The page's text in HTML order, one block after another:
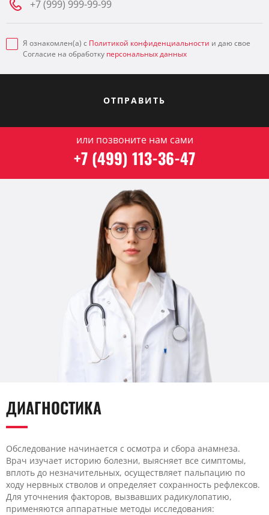
Я ознакомлен(а) с Политикой конфиденциальности и даю свое
Согласие на обработку персональных данных
ОТПРАВИТЬ
или позвоните нам сами
+7 (499) 113-36-47
ДИАГНОСТИКА
Обследование начинается с осмотра и сбора анамнеза.
Врач изучает историю болезни, выясняет все симптомы,
вплоть до незначительных, осуществляет пальпацию по
ходу нервных стволов и определяет сохранность рефлексов.
Для уточнения факторов, вызвавших радикулопатию,
применяются аппаратные методы исследования: